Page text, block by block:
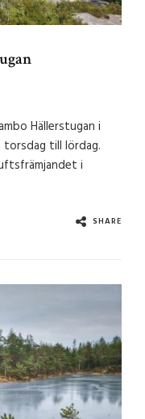
Hällerstugan i
till lördag.
i
SHARE